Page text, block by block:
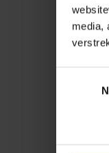
media,